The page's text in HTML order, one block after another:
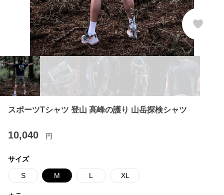
スポーツTシャツ 登山 高峰の護り 山岳探検シャツ
10,040 円
サイズ
S M L XL